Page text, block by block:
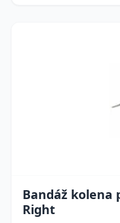
Bandáž kolena
Right